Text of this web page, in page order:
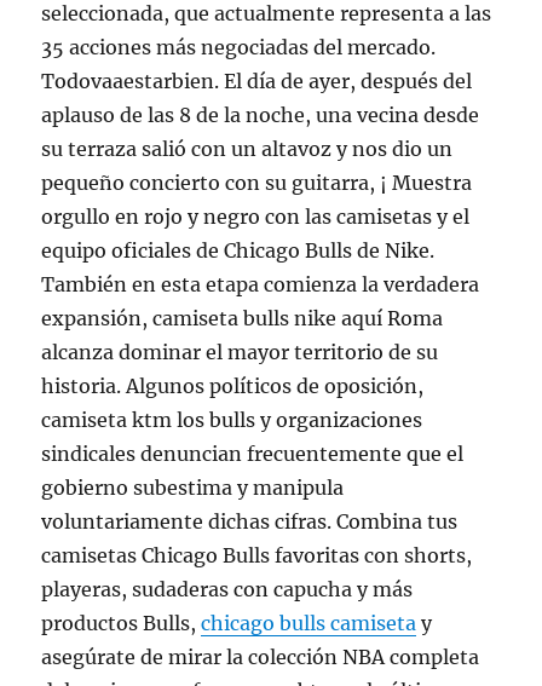
seleccionada, que actualmente representa a las
35 acciones más negociadas del mercado.
Todovaaestarbien. El día de ayer, después del
aplauso de las 8 de la noche, una vecina desde
su terraza salió con un altavoz y nos dio un
pequeño concierto con su guitarra, ¡ Muestra
orgullo en rojo y negro con las camisetas y el
equipo oficiales de Chicago Bulls de Nike.
También en esta etapa comienza la verdadera
expansión, camiseta bulls nike aquí Roma
alcanza dominar el mayor territorio de su
historia. Algunos políticos de oposición,
camiseta ktm los bulls y organizaciones
sindicales denuncian frecuentemente que el
gobierno subestima y manipula
voluntariamente dichas cifras. Combina tus
camisetas Chicago Bulls favoritas con shorts,
playeras, sudaderas con capucha y más
productos Bulls,chicago bulls camiseta y
asegúrate de mirar la colección NBA completa